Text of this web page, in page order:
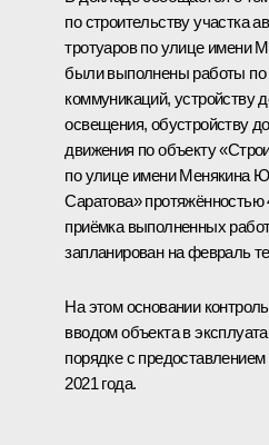
по строительству участка
тротуаров по улице имени
были выполнены работы по
коммуникаций, устройству
освещения, обустройству
движения по объекту
по улице имени Менякина
Саратова»
приёмка выполненных
запланирован на февраль
На этом основании
вводом объекта в
порядке с
2021 года.